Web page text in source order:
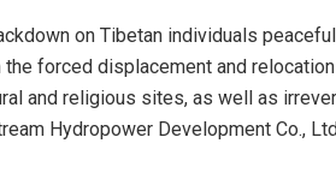
on Tibetan individuals
forced displacement and
and religious sites, as well as
Hydropower Development Co.,